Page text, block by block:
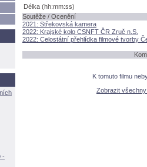
-
Délka (hh:mm:ss)
Soutěže / Ocenění
2021: Střekovská kamera
2022: Krajské kolo CSNFT ČR Zruč n.S.
2022: Celostátní přehlídka filmové tvorby
K tomuto filmu
Zobrazit